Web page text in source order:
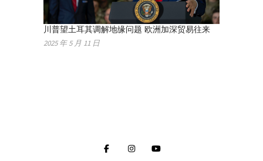
川普望土耳其调解地缘问题 欧洲加深贸易往来
2025 年 5 月 11 日